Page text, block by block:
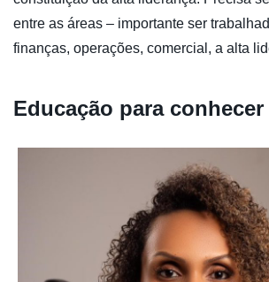
entre as áreas – importante ser
finanças, operações, comercial, a alta
Educação para